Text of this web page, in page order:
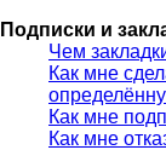
Подписки и
Чем
Как мне
Как мне
Как мне